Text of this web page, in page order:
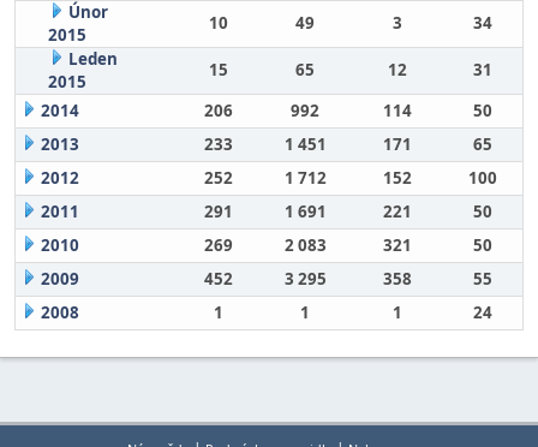
Únor
2015
10 49 3
34
Leden
2015
15 65 12
31
2014
206 992 114
50
2013
233 1 451 171
65
2012
252 1 712 152
100
2011
291 1 691 221
50
2010
269 2 083 321
50
2009
452 3 295 358
55
2008
1 1 1 24